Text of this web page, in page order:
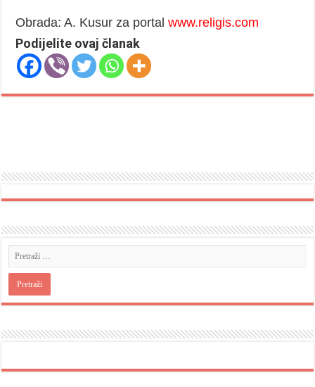
Obrada: A. Kusur za portalwww.religis.com
Podijelite ovaj članak